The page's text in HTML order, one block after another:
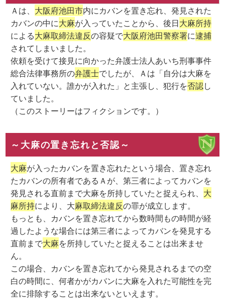
Ａは、 大阪府池田市内にカバンを置き忘れ、発見された
カバンの中に大麻が入っていたことから、後日大麻所持
による大麻取締法違反の容疑で大阪府池田警察署に逮捕
されてしまいました。
依頼を受けて接見に向かった弁護士法人あいち刑事事件
総合法律事務所の弁護士でしたが、Ａは「自分は大麻を
入れていない。誰かが入れた」と主張し、犯行を否認し
ていました。
（このストーリーはフィクションです。）
～大麻の置き忘れと否認～
大麻が入ったカバンを置き忘れたという場合、置き忘れ
たカバンの所有者であるＡが、第三者によってカバンを
発見される直前まで大麻を所持していたと捉えられ、 大
麻所持により、大麻取締法違反の罪が成立します。
もっとも、カバンを置き忘れてから数時間もの時間が経
過したような場合には第三者によってカバンを発見する
直前まで大麻を所持していたと捉えることは出来ませ
ん。
この場合、カバンを置き忘れてから発見されるまでの空
白の時間に、何者かがカバンに大麻を入れた可能性を完
全に排除することは出来ないといえます。